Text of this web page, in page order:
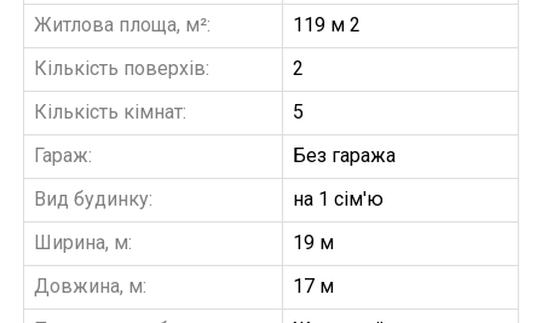
Житлова площа, м²:
119 м 2
Кількість поверхів:
2
Кількість кімнат:
5
Гараж:
Без гаража
Вид будинку:
на 1 сім'ю
Ширина, м:
19 м
Довжина, м:
17 м